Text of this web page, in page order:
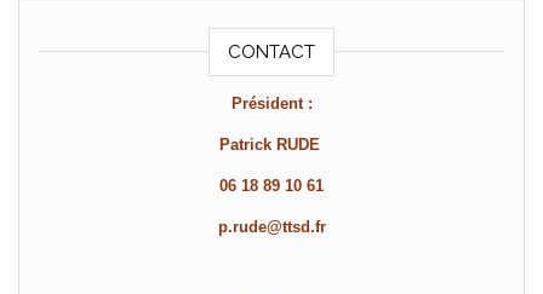
CONTACT
Président :
Patrick RUDE
06 18 89 10 61
p.rude@ttsd.fr